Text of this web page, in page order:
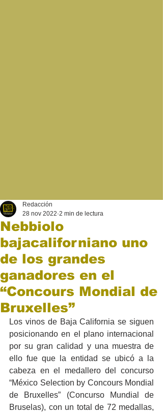
Nebbiolo
bajacaliforniano uno
de los grandes
ganadores en el
“Concours Mondial de
Bruxelles”
Redacción
28 nov 2022 2 min de lectura
Los vinos de Baja California se siguen
posicionando en el plano internacional
por su gran calidad y una muestra de
ello fue que la entidad se ubicó a la
cabeza en el medallero del concurso
“México Selection by Concours Mondial
de Bruxelles” (Concurso Mundial de
Bruselas), con un total de 72 medallas,